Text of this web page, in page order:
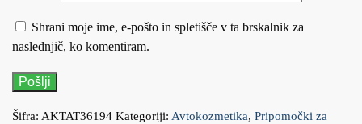
Shrani moje ime, e-pošto in spletišče v ta brskalnik za
naslednjič, ko komentiram.
Šifra: AKTAT36194 Kategoriji: Avtokozmetika, Pripomočki za